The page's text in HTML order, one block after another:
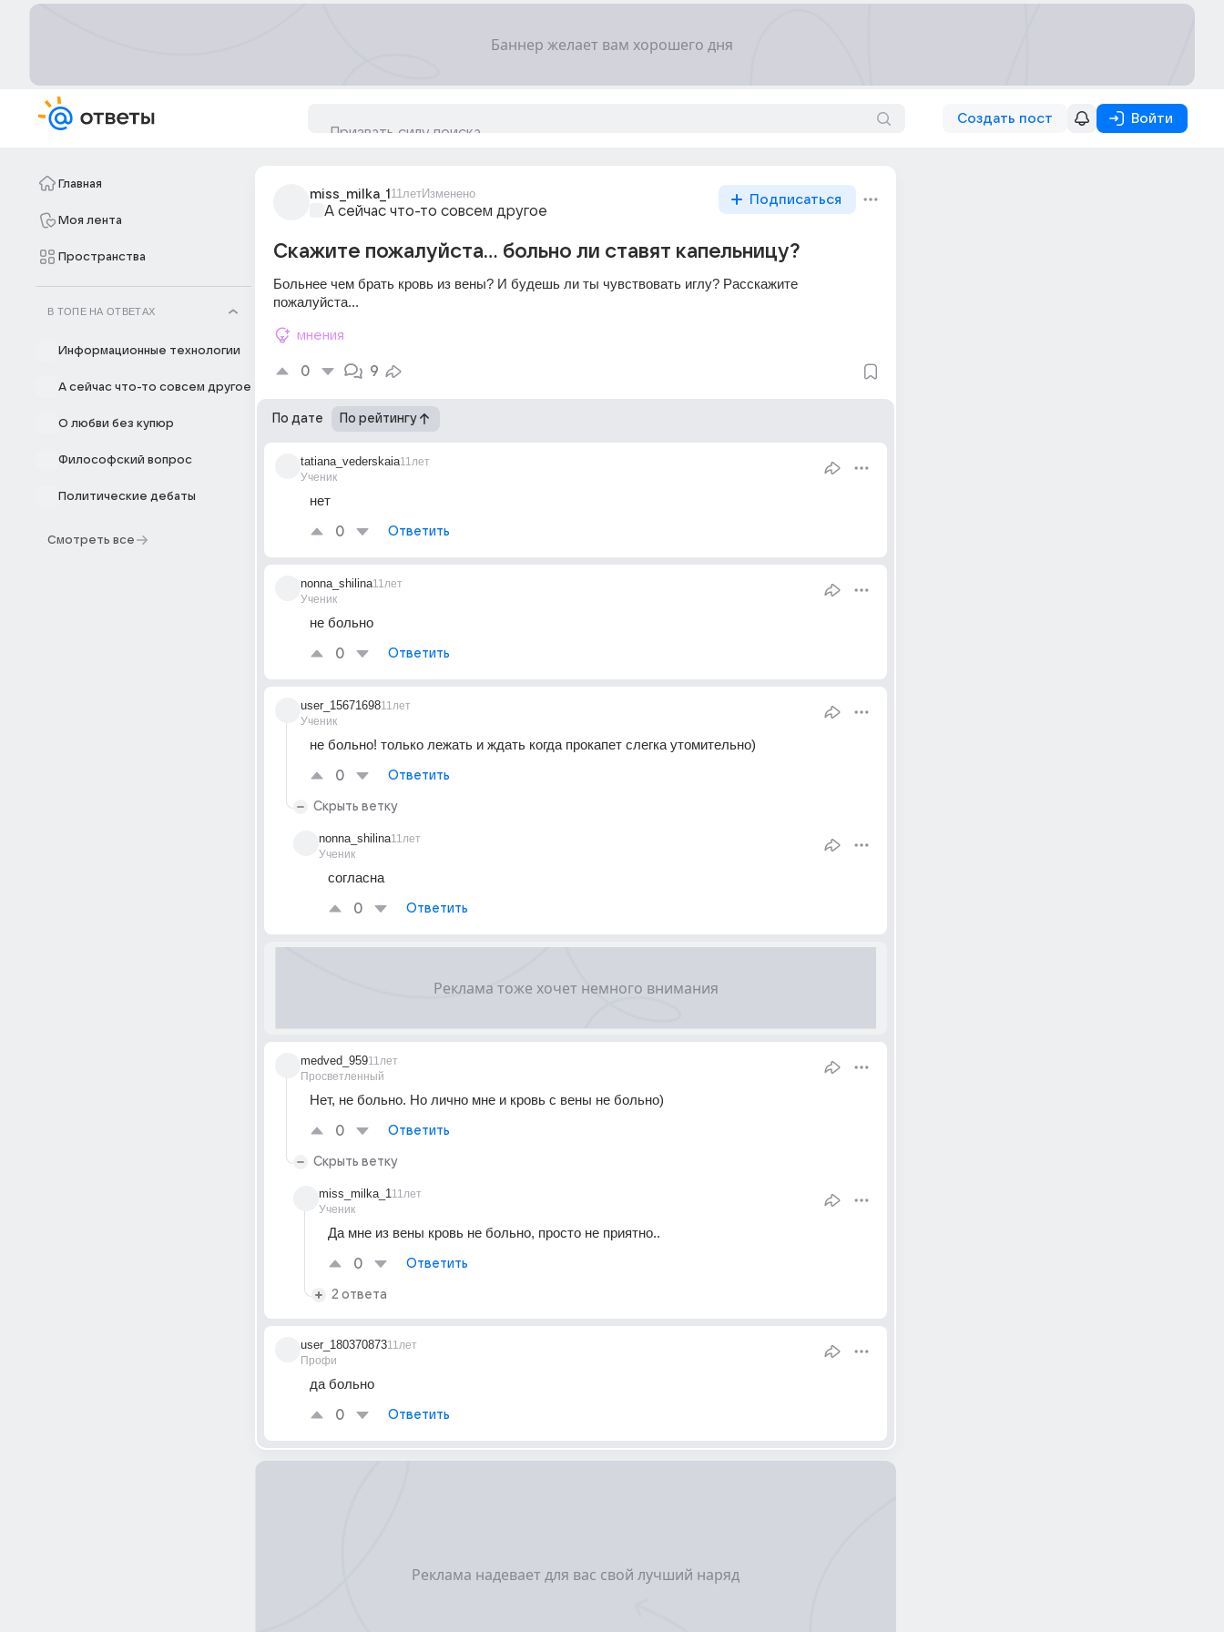
Создать пост Войти
Главная
Моя лента
Пространства
В ТОПЕ НА ОТВЕТАХ
Информационные технологии
А сейчас что-то совсем другое
О любви без купюр
Философский вопрос
Политические дебаты
Смотреть все
miss_milka_1 11летИзменено
А сейчас что-то совсем другое
Подписаться
Скажите пожалуйста... больно ли ставят капельницу?
Больнее чем брать кровь из вены? И будешь ли ты чувствовать иглу? Расскажите
пожалуйста...
мнения
0 9
По дате По рейтингу
tatiana_vederskaia
Ученик
11лет
нет
0 Ответить
nonna_shilina
Ученик
11лет
не больно
0 Ответить
user_15671698
Ученик
11лет
не больно! только лежать и ждать когда прокапет слегка утомительно)
0 Ответить
Скрыть ветку
nonna_shilina
Ученик
11лет
согласна
0 Ответить
medved_959
Просветленный
11лет
Нет, не больно. Но лично мне и кровь с вены не больно)
0 Ответить
Скрыть ветку
miss_milka_1
Ученик
11лет
Да мне из вены кровь не больно, просто не приятно..
0 Ответить
2 ответа
user_180370873
Профи
11лет
да больно
0 Ответить